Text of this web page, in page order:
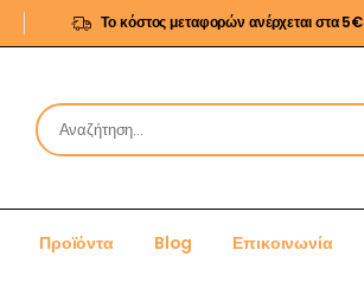
Το κόστος μεταφορών ανέρχεται στα 5€
Προϊόντα Blog Επικοινωνία